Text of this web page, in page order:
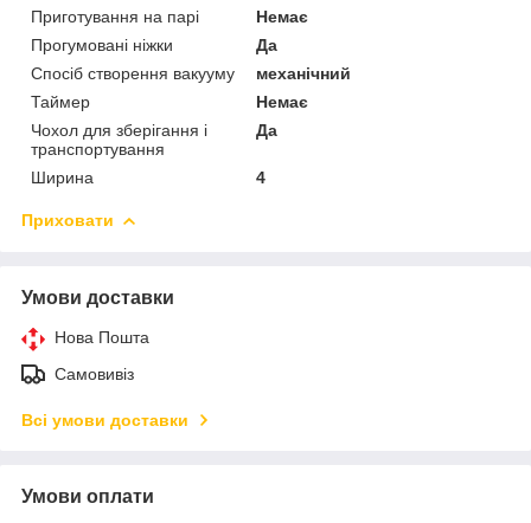
Приготування на парі
Немає
Прогумовані ніжки
Да
Спосіб створення вакууму
механічний
Таймер
Немає
Чохол для зберігання і
транспортування
Да
Ширина 4
Приховати
Умови доставки
Нова Пошта
Самовивіз
Всі умови доставки
Умови оплати